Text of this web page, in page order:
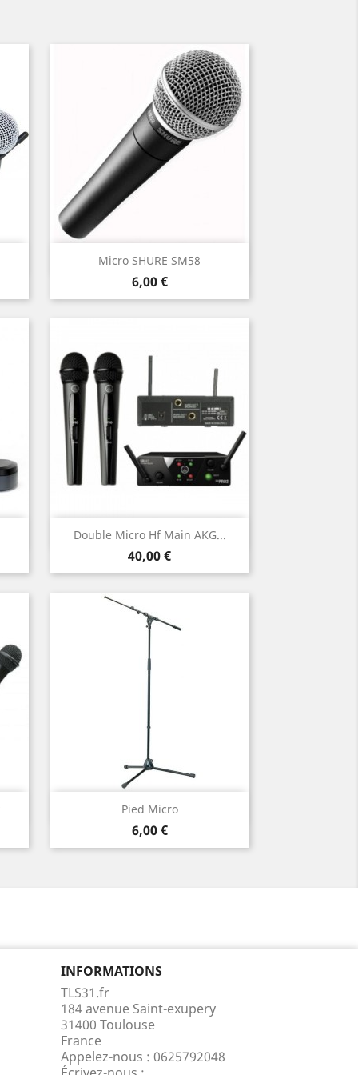
Micro SHURE SM58
Prix
6,00 €
Aperçu rapide
Double Micro Hf Main AKG...
Prix
40,00 €
 Aperçu rapide
Pied Micro
Prix
6,00 €
Aperçu rapide
INFORMATIONS
TLS31.fr
184 avenue Saint-exupery
31400 Toulouse
France
Appelez-nous : 0625792048